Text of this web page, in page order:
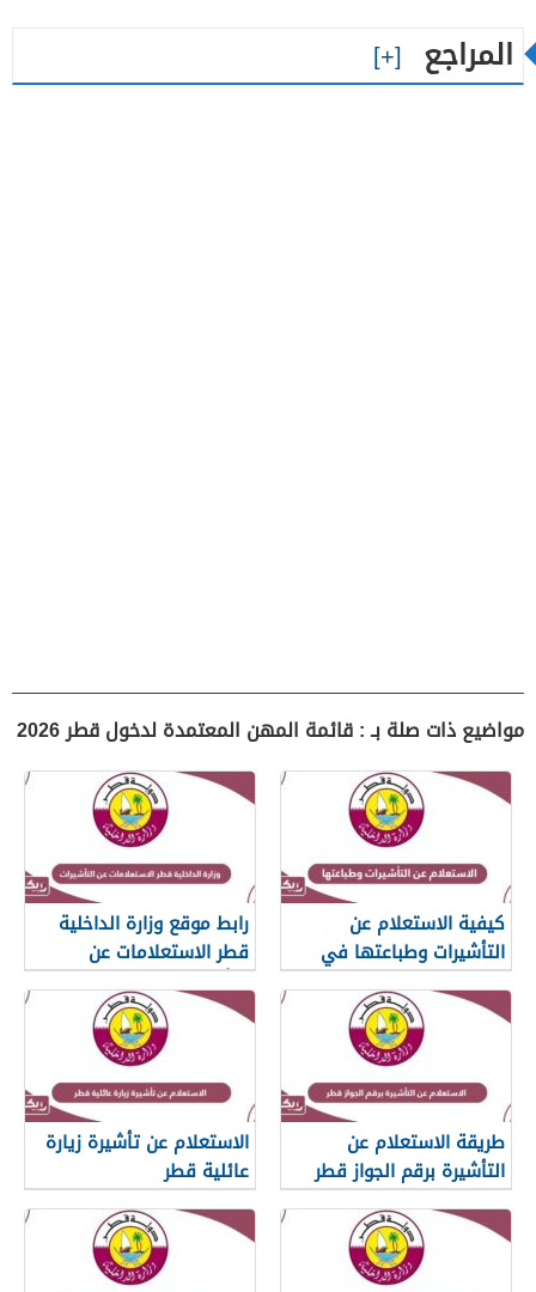
المراجع
مواضيع ذات صلة بـ : قائمة المهن المعتمدة لدخول قطر 2026
كيفية الاستعلام عن
التأشيرات وطباعتها في
قطر
رابط موقع وزارة الداخلية
قطر الاستعلامات عن
التأشيرات
طريقة الاستعلام عن
التأشيرة برقم الجواز قطر
الاستعلام عن تأشيرة زيارة
عائلية قطر